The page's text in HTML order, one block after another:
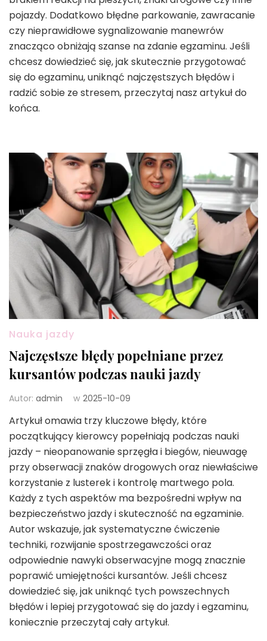
pojazdy. Dodatkowo błędne parkowanie, zawracanie
czy nieprawidłowe sygnalizowanie manewrów
znacząco obniżają szanse na zdanie egzaminu. Jeśli
chcesz dowiedzieć się, jak skutecznie przygotować
się do egzaminu, uniknąć najczęstszych błędów i
radzić sobie ze stresem, przeczytaj nasz artykuł do
końca.
Nauka jazdy
Najczęstsze błędy popełniane przez
kursantów podczas nauki jazdy
Autor: admin w 2025-10-09
Artykuł omawia trzy kluczowe błędy, które
początkujący kierowcy popełniają podczas nauki
jazdy – nieopanowanie sprzęgła i biegów, nieuwagę
przy obserwacji znaków drogowych oraz niewłaściwe
korzystanie z lusterek i kontrolę martwego pola.
Każdy z tych aspektów ma bezpośredni wpływ na
bezpieczeństwo jazdy i skuteczność na egzaminie.
Autor wskazuje, jak systematyczne ćwiczenie
techniki, rozwijanie spostrzegawczości oraz
odpowiednie nawyki obserwacyjne mogą znacznie
poprawić umiejętności kursantów. Jeśli chcesz
dowiedzieć się, jak uniknąć tych powszechnych
błędów i lepiej przygotować się do jazdy i egzaminu,
koniecznie przeczytaj cały artykuł.